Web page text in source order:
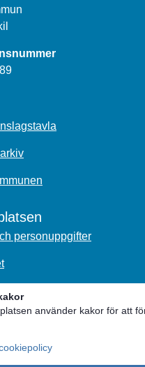
använder kakor för att
personuppgifter